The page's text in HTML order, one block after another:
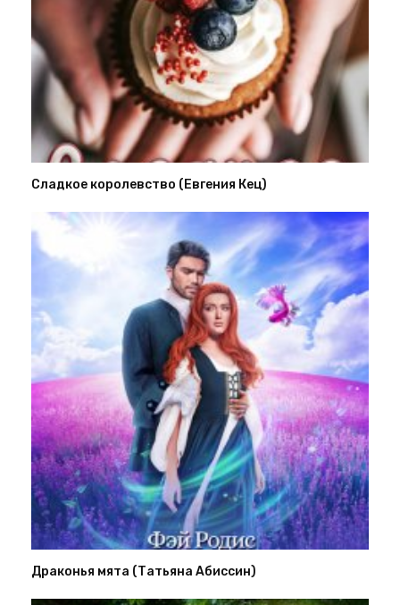
Сладкое королевство (Евгения Кец)
Драконья мята (Татьяна Абиссин)